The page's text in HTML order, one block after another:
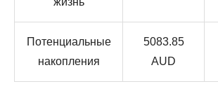
Потенциальные
накопления
5083.85
AUD